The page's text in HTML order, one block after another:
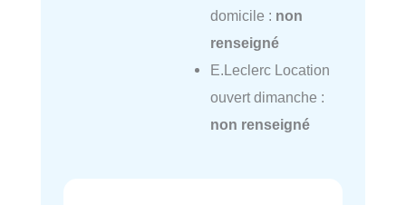
domicile : non
renseigné
E.Leclerc Location
ouvert dimanche :
non renseigné